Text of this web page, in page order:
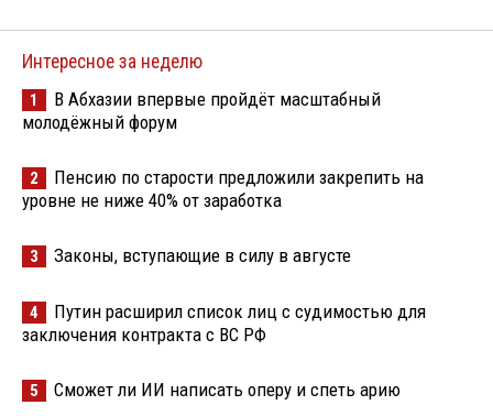
Интересное за неделю
1
В Абхазии впервые пройдёт масштабный
молодёжный форум
2
Пенсию по старости предложили закрепить на
уровне не ниже 40% от заработка
3 Законы, вступающие в силу в августе
4
Путин расширил список лиц с судимостью для
заключения контракта с ВС РФ
5 Сможет ли ИИ написать оперу и спеть арию